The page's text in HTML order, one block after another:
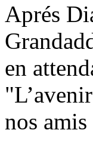
Aprés
en
nos